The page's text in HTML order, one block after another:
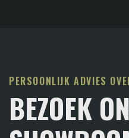
PERSOONLIJK ADVIES
BEZOEK